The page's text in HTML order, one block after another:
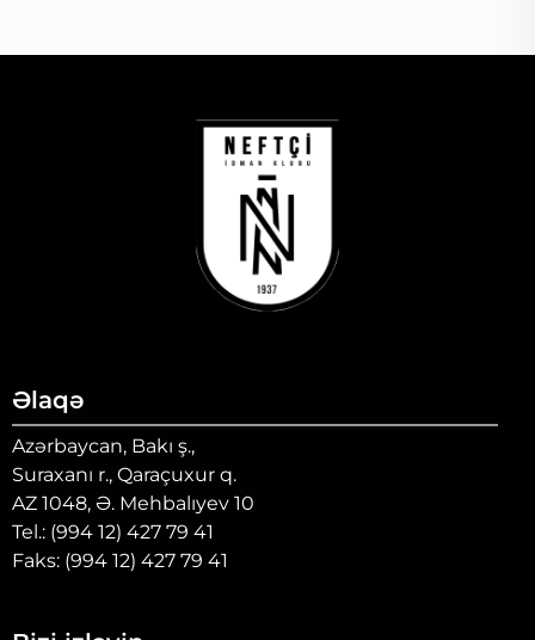
Əlaqə
Azərbaycan, Bakı ş.,
Suraxanı r., Qaraçuxur q.
AZ 1048, Ə. Mehbalıyev 10
Tel.: (994 12) 427 79 41
Faks: (994 12) 427 79 41